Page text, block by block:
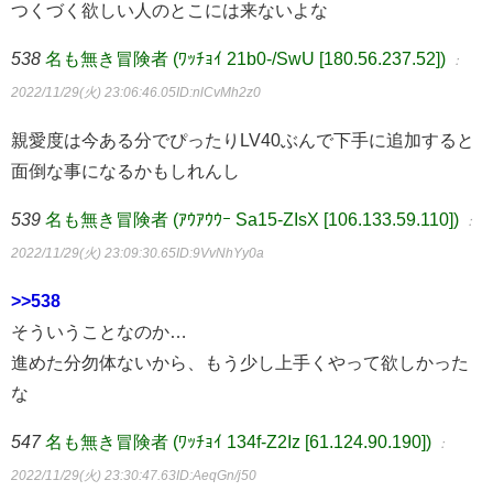
つくづく欲しい人のとこには来ないよな
538 名も無き冒険者 (ﾜｯﾁｮｲ 21b0-/SwU [180.56.237.52]) ：
2022/11/29(火) 23:06:46.05ID:nlCvMh2z0
親愛度は今ある分でぴったりLV40ぶんで下手に追加すると
面倒な事になるかもしれんし
539 名も無き冒険者 (ｱｳｱｳｳｰ Sa15-ZIsX [106.133.59.110]) ：
2022/11/29(火) 23:09:30.65ID:9VvNhYy0a
>>538
そういうことなのか…
進めた分勿体ないから、もう少し上手くやって欲しかった
な
547 名も無き冒険者 (ﾜｯﾁｮｲ 134f-Z2Iz [61.124.90.190]) ：
2022/11/29(火) 23:30:47.63ID:AeqGn/j50